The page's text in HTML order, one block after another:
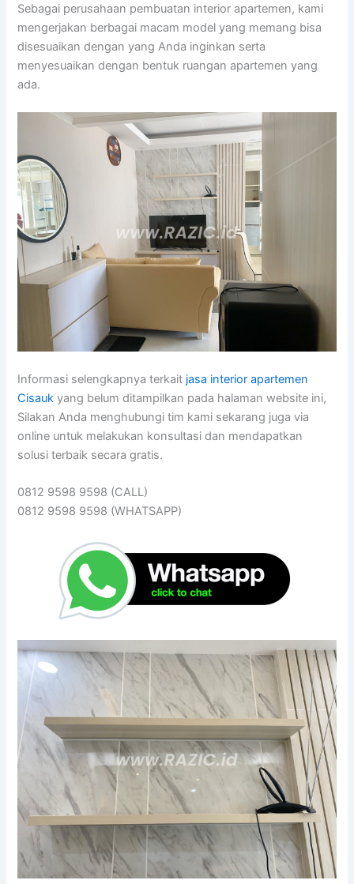
Sebagai perusahaan pembuatan interior apartemen, kami
mengerjakan berbagai macam model yang memang bisa
disesuaikan dengan yang Anda inginkan serta
menyesuaikan dengan bentuk ruangan apartemen yang
ada.
Informasi selengkapnya terkait jasa interior apartemen
Cisauk yang belum ditampilkan pada halaman website ini,
Silakan Anda menghubungi tim kami sekarang juga via
online untuk melakukan konsultasi dan mendapatkan
solusi terbaik secara gratis.
0812 9598 9598 (CALL)
0812 9598 9598 (WHATSAPP)